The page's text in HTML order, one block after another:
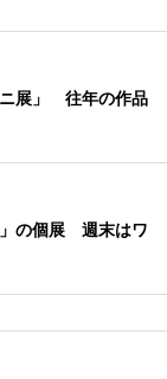
展」 往年の作品
の個展 週末はワ